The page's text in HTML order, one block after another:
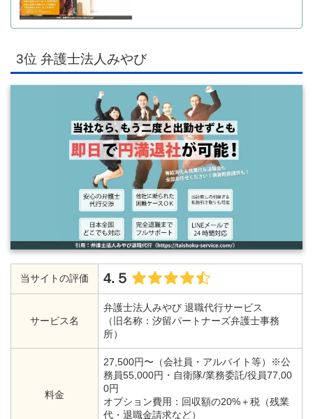
3位 弁護士法人みやび
当サイトの評価 4.５
サービス名
弁護士法人みやび 退職代行サービス
（旧名称：汐留パートナーズ弁護士事務
所）
料金
27,500円〜（会社員・アルバイト等）※公
務員55,000円・自衛隊/業務委託/役員77,00
0円
オプション費用：回収額の20%＋税（残業
代・退職金請求など）